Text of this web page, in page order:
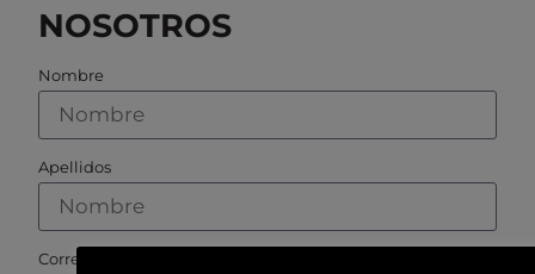
NOSOTROS
Nombre
Apellidos
Correo electrónico